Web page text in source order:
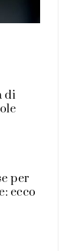
di
per
ecco